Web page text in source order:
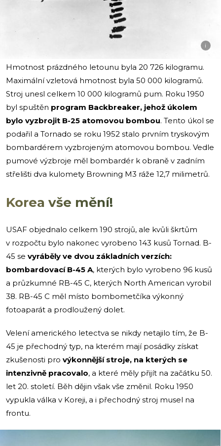
i
Hmotnost prázdného letounu byla 20 726 kilogramu.
Maximální vzletová hmotnost byla 50 000 kilogramů.
Stroj unesl celkem 10 000 kilogramů pum. Roku 1950
byl spuštěn program Backbreaker, jehož úkolem
bylo vyzbrojit B-25 atomovou bombou. Tento úkol se
podařil a Tornado se roku 1952 stalo prvním tryskovým
bombardérem vyzbrojeným atomovou bombou. Vedle
pumové výzbroje měl bombardér k obraně v zadním
střelišti dva kulomety Browning M3 ráže 12,7 milimetrů.
Korea vše mění!
USAF objednalo celkem 190 strojů, ale kvůli škrtům
v rozpočtu bylo nakonec vyrobeno 143 kusů Tornad. B-
45 se vyráběly ve dvou základních verzích:
bombardovací B-45 A, kterých bylo vyrobeno 96 kusů
a průzkumné RB-45 C, kterých North American vyrobil
38. RB-45 C měl místo bombometčíka výkonný
fotoaparát a prodloužený dolet.
Velení amerického letectva se nikdy netajilo tím, že B-
45 je přechodný typ, na kterém mají posádky získat
zkušenosti pro výkonnější stroje, na kterých se
intenzivně pracovalo, a které měly přijít na začátku 50.
let 20. století. Běh dějin však vše změnil. Roku 1950
vypukla válka v Koreji, a i přechodný stroj musel na
frontu.